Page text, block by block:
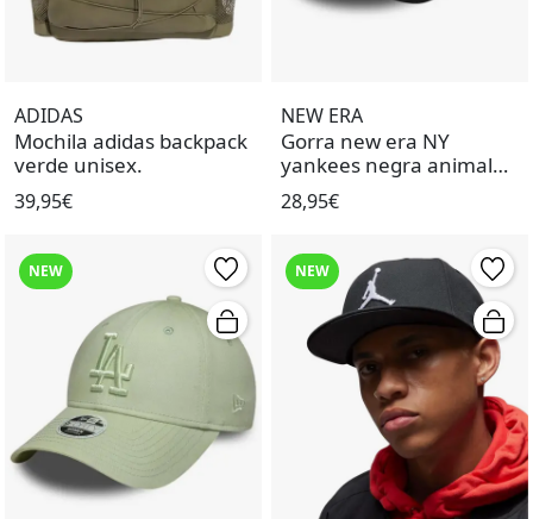
ADIDAS
Mochila adidas backpack
verde unisex.
39,95€
NEW ERA
Gorra new era NY
yankees negra animal
print de mujer.
28,95€
NEW NEW